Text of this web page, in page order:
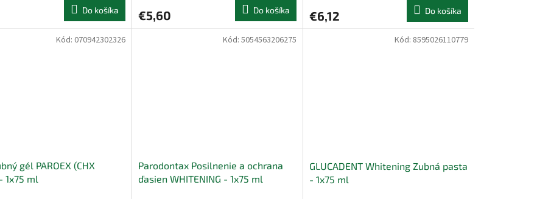
Do košíka €5,60 Do košíka €6,12 Do košíka
gél PAROEX (CHX
1x75 ml
Kód: 070942302326
Parodontax Posilnenie a ochrana
ďasien WHITENING - 1x75 ml
Kód: 5054563206275
GLUCADENT Whitening Zubná pasta
- 1x75 ml
Kód: 8595026110779